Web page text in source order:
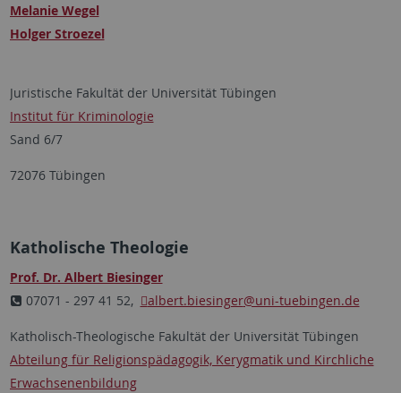
Melanie Wegel
Holger Stroezel
Juristische Fakultät der Universität Tübingen
Institut für Kriminologie
Sand 6/7
72076 Tübingen
Katholische Theologie
Prof. Dr. Albert Biesinger
07071 - 297 41 52,
albert.biesinger@uni-tuebingen.de
Katholisch-Theologische Fakultät der Universität Tübingen
Abteilung für Religionspädagogik, Kerygmatik und Kirchliche
Erwachsenenbildung